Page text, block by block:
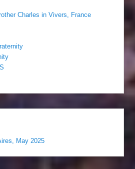
Charles in Vivers, France
May 2025